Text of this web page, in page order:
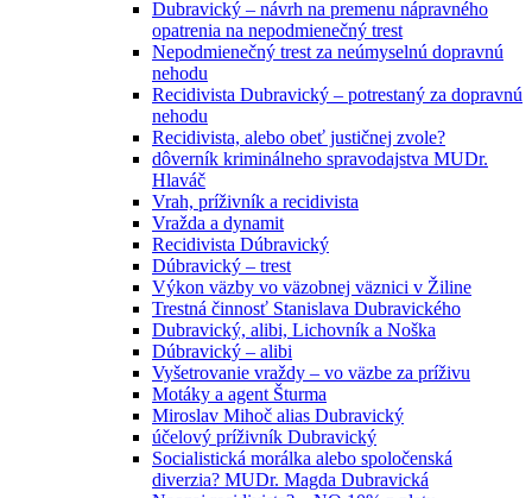
Dubravický – návrh na premenu nápravného
opatrenia na nepodmienečný trest
Nepodmienečný trest za neúmyselnú dopravnú
nehodu
Recidivista Dubravický – potrestaný za dopravnú
nehodu
Recidivista, alebo obeť justičnej zvole?
dôverník kriminálneho spravodajstva MUDr.
Hlaváč
Vrah, príživník a recidivista
Vražda a dynamit
Recidivista Dúbravický
Dúbravický – trest
Výkon väzby vo väzobnej väznici v Žiline
Trestná činnosť Stanislava Dubravického
Dubravický, alibi, Lichovník a Noška
Dúbravický – alibi
Vyšetrovanie vraždy – vo väzbe za príživu
Motáky a agent Šturma
Miroslav Mihoč alias Dubravický
účelový príživník Dubravický
Socialistická morálka alebo spoločenská
diverzia? MUDr. Magda Dubravická